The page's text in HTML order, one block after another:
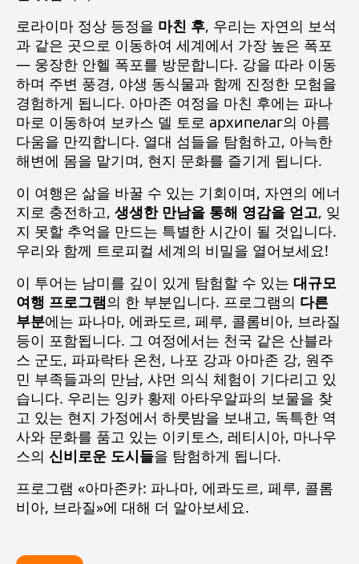
로라이마 정상 등정을 마친 후, 우리는 자연의 보석
과 같은 곳으로 이동하여 세계에서 가장 높은 폭포
— 웅장한 안헬 폭포를 방문합니다. 강을 따라 이동
하며 주변 풍경, 야생 동식물과 함께 진정한 모험을
경험하게 됩니다. 아마존 여정을 마친 후에는 파나
마로 이동하여 보카스 델 토로 архипелаг의 아름
다움을 만끽합니다. 열대 섬들을 탐험하고, 아늑한
해변에 몸을 맡기며, 현지 문화를 즐기게 됩니다.
이 여행은 삶을 바꿀 수 있는 기회이며, 자연의 에너
지로 충전하고, 생생한 만남을 통해 영감을 얻고, 잊
지 못할 추억을 만드는 특별한 시간이 될 것입니다.
우리와 함께 트로피컬 세계의 비밀을 열어보세요!
이 투어는 남미를 깊이 있게 탐험할 수 있는 대규모
여행 프로그램의 한 부분입니다. 프로그램의 다른
부분에는 파나마, 에콰도르, 페루, 콜롬비아, 브라질
등이 포함됩니다. 그 여정에서는 천국 같은 산블라
스 군도, 파파락타 온천, 나포 강과 아마존 강, 원주
민 부족들과의 만남, 샤먼 의식 체험이 기다리고 있
습니다. 우리는 잉카 황제 아타우알파의 보물을 찾
고 있는 현지 가정에서 하룻밤을 보내고, 독특한 역
사와 문화를 품고 있는 이키토스, 레티시아, 마나우
스의 신비로운 도시들을 탐험하게 됩니다.
프로그램 «아마존카: 파나마, 에콰도르, 페루, 콜롬
비아, 브라질»에 대해 더 알아보세요.